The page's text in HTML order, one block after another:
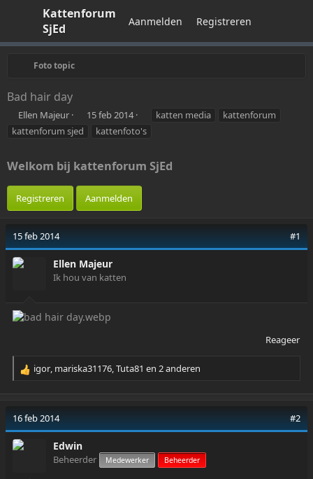
Kattenforum
SjEd
Aanmelden Registreren
Foto topic
Bad hair day
O
n
d
r
e
r
p
s
t
a
r
Ellen Majeur
S
t
a
t
u
15 feb 2014 katten media
kattenforum
kattenforum sjed
kattenfoto's
Welkom bij kattenforum SjEd
Registreren Aanmelden
15 feb 2014 #1
Ellen Majeur
Ik hou van katten
Reageer
R
a
t
i
o
igor, mariska31176,Tuta81 en 2 anderen
16 feb 2014 #2
Edwin
Beheerder Medewerker Beheerder